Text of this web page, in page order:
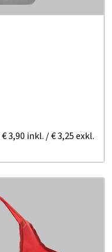
€ 3,90 inkl. /€ 3,25 exkl.